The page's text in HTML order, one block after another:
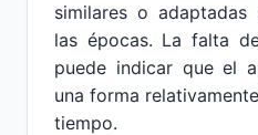
similares o
las épocas. La falta
puede indicar que el
una forma
tiempo.